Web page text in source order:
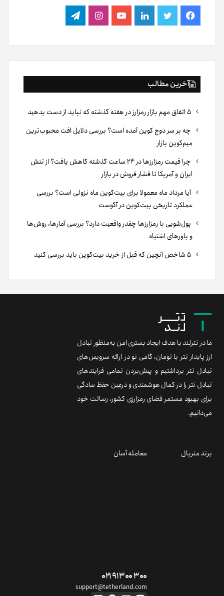
فیس
بوک
توییتر لینکدینیوتیوباینستاگرام
تلگرام
آخرین مطالب
چه بر سر دوج کوین آمده است؟ بررسی دلایل افت محبوب‌ترین
میم‌کوین بازار
چرا قیمت رمزارزها در ۲۴ ساعت گذشته کاهش یافت؟ از تنش
ایران و آمریکا تا فشار فروش در بازار
آیا مرداد ماه معمولا برای بیت‌کوین ماه نزولی است؟ بررسی
عملکرد تاریخی بیت‌کوین در آگوست
پول‌شویی با رمزارزها چقدر واقعیت دارد؟ بررسی آمارها، روش‌ها
و باورهای اشتباه
ما در تترلند با هدف ایجاد بستری امن به‌منظور تبادل
ارز پایدار تتر با تومان، گامی نو در ارائه سرویس‌های
تبادل تتر برداشتیم و پیش‌بردن تمامی فرایندهای
تبادل تتر را در کمال هوشمندی و درعین حفظ سادگی
برای بهبود مستمر فضای رمزارزی کشور، رسالت خود
می‌دانیم.
برند متریال معامله آسان
۰۲۱ ۹۱ ۳۰۰ ۳۰۰
support@tetherland.com